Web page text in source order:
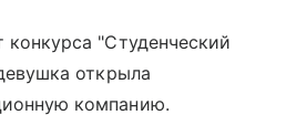
конкурса "Студенческий
открыла
компанию.